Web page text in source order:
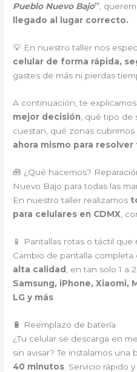
Pueblo Nuevo Bajo” ,
llegado al lugar correcto.
💡 En nuestro taller nos
celular de forma rápida,
gastes de más ni pierdas
A continuación, te explicamos
mejor decisión , qué tipo
cuestan, qué zonas
ahora mismo para
🧰 ¿Qué hacemos?
Nuevo Bajo para todas las
En nuestro taller realizamos
para celulares en CDMX ,
📱 Pantallas rotas o táctil
Cambio de pantalla completa
alta calidad
, en tan solo 1 a
Samsung, iPhone, Xiaomi,
LG y más
🔋 Reemplazo de batería
¿Tu celular se descarga en
sin avisar? Te instalamos una
40 minutos . Servicio rápido